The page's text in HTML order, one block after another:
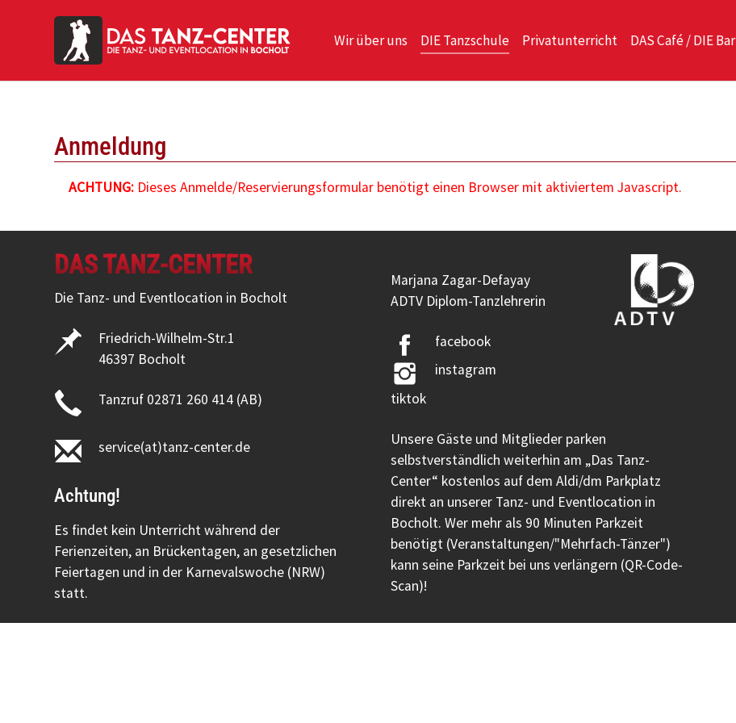
Wir über uns DIE Tanzschule Privatunterricht DAS Café / DIE Bar
Anmeldung
ACHTUNG:Dieses Anmelde/Reservierungsformular benötigt einen Browser mit aktiviertem Javascript.
DAS TANZ-CENTER
Die Tanz- und Eventlocation in Bocholt
Friedrich-Wilhelm-Str.1
46397 Bocholt
Tanzruf 02871 260 414 (AB)
service(at)tanz-center.de
Achtung!
Es findet kein Unterricht während der
Ferienzeiten, an Brückentagen, an gesetzlichen
Feiertagen und in der Karnevalswoche (NRW)
statt.
Marjana Zagar-Defayay
ADTV Diplom-Tanzlehrerin
facebook
instagram
tiktok
Unsere Gäste und Mitglieder parken
selbstverständlich weiterhin am „Das Tanz-
Center“ kostenlos auf dem Aldi/dm Parkplatz
direkt an unserer Tanz- und Eventlocation in
Bocholt. Wer mehr als 90 Minuten Parkzeit
benötigt (Veranstaltungen/"Mehrfach-Tänzer")
kann seine Parkzeit bei uns verlängern (QR-Code-
Scan)!